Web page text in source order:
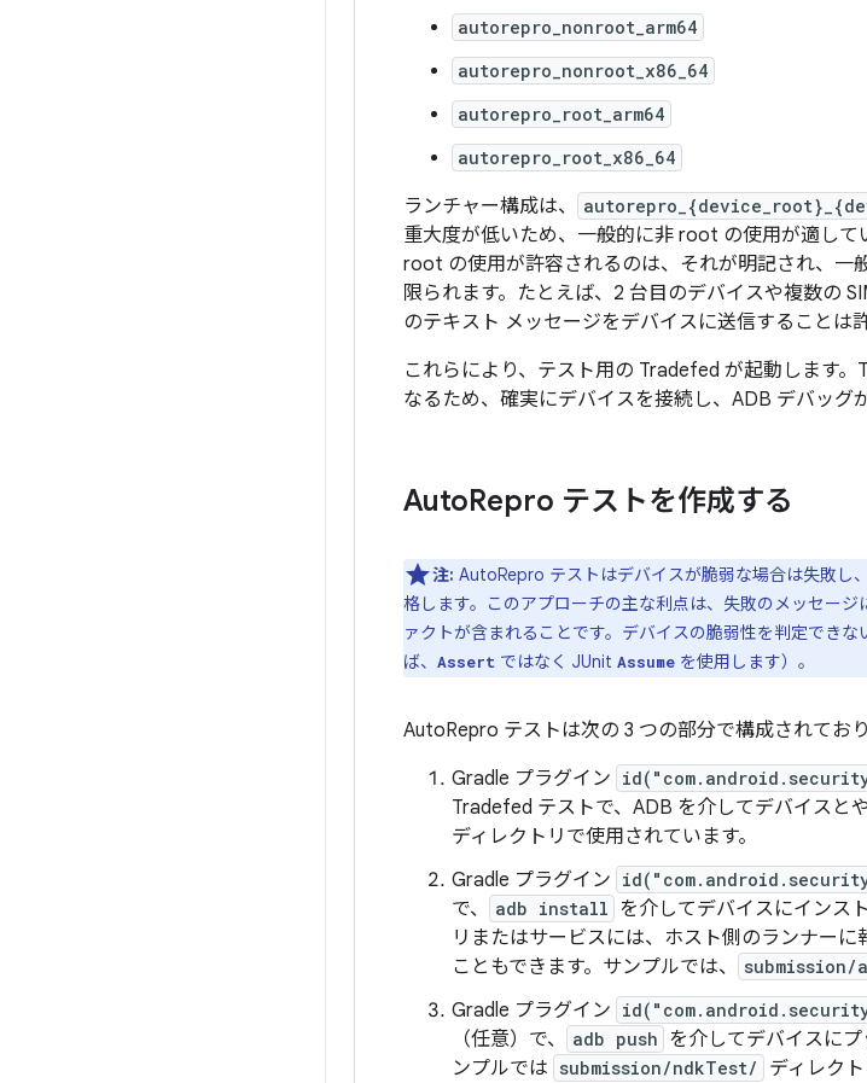
autorepro_nonroot_arm64
autorepro_nonroot_x86_64
autorepro_root_arm64
autorepro_root_x86_64
ランチャー構成は、
重大度が低いため、一般的に非 root の使用が適し
root の使用が許容されるのは、それが明記され、
限られます。たとえば、2 台目のデバイスや複数の
のテキスト メッセージをデバイスに送信することは許
これらにより、テスト用の Tradefed が起動します
なるため、確実にデバイスを接続し、ADB デバッグ
AutoRepro テストを作成する
注: AutoRepro テストはデバイスが脆弱な場合は失敗し
格します。このアプローチの主な利点は、失敗のメッセー
ァクトが含まれることです。デバイスの脆弱性を判定できな
ば、 Assert ではなく JUnit Assume を使用します）。
AutoRepro テストは次の 3 つの部分で構成されてお
Gradle プラグイン
Tradefed テストで、ADB を介してデバイスと
ディレクトリで使用されています。
Gradle プラグイン
で、
adb install を介してデバイスにインス
リまたはサービスには、ホスト側のランナー
こともできます。サンプルでは、
submission/
Gradle プラグイン
（任意）で、
adb push を介してデバイスに
ンプルでは submission/ndkTest/
ディレク